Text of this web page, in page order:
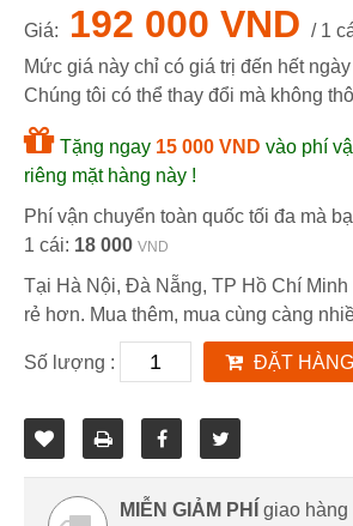
Giá: 192 000 VND / 1
Mức giá này chỉ có giá trị đến hết ngày
Chúng tôi có thể thay đổi mà không
Tặng ngay 15 000 VND vào phí
riêng mặt hàng này !
Phí vận chuyển toàn quốc tối đa mà
1 cái: 18 000 VND
Tại Hà Nội, Đà Nẵng, TP Hồ Chí
rẻ hơn. Mua thêm, mua cùng càng
Số lượng : ĐẶT HÀNG
MIỄN GIẢM PHÍ
giao hàng